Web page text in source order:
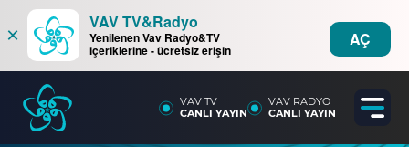
×
VAV TV&Radyo
Yenilenen Vav Radyo&TV
içeriklerine - ücretsiz erişin
AÇ
VAV TV
CANLI YAYIN
VAV RADYO
CANLI YAYIN